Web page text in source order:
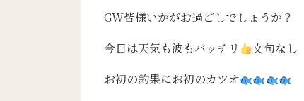
GW皆様いかがお過ごしでしょうか？
今日は天気も波もバッチリ
文句なし
お初の釣果にお初のカツオ